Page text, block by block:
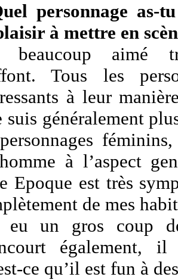
personnage as-
à mettre en
beaucoup aimé
Tous les
à leur
suis généralement
à l’aspect
Epoque est très
de mes
eu un gros coup
également, il
ce qu’il est fun à